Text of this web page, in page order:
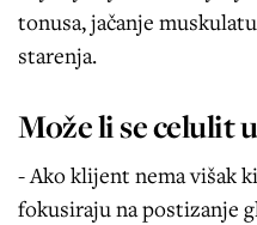
tonusa, jačanje
starenja.
Može li se celulit
- Ako klijent nema višak
fokusiraju na postizanje